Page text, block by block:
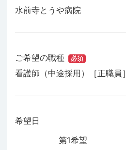
水前寺とうや病院
ご希望の職種 必須
看護師（中途採用）［正職員］
希望日
第1希望